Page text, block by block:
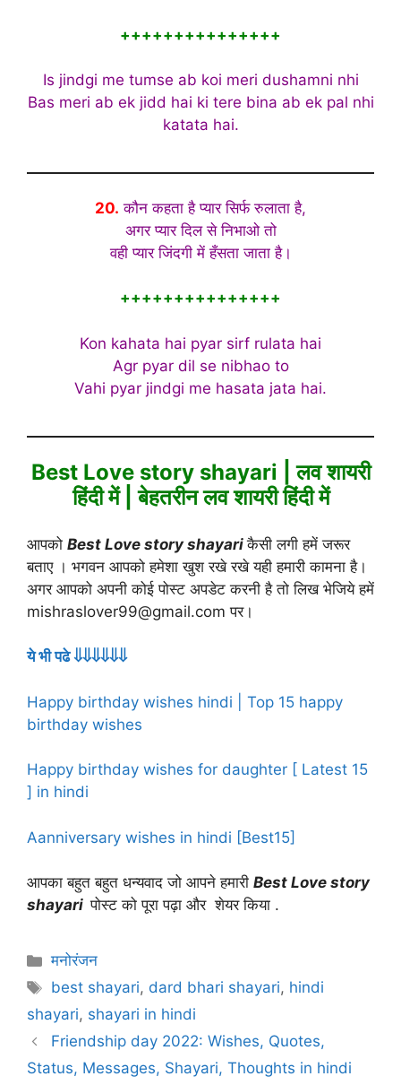
+++++++++++++++
Is jindgi me tumse ab koi meri dushamni nhi
Bas meri ab ek jidd hai ki tere bina ab ek pal nhi
katata hai.
20. कौन कहता है प्यार सिर्फ रुलाता है,
अगर प्यार दिल से निभाओ तो
वही प्यार जिंदगी में हँसता जाता है।
+++++++++++++++
Kon kahata hai pyar sirf rulata hai
Agr pyar dil se nibhao to
Vahi pyar jindgi me hasata jata hai.
Best Love story shayari | लव शायरी
हिंदी में | बेहतरीन लव शायरी हिंदी में
आपको Best Love story shayariकैसी लगी हमें जरूर
बताए । भगवन आपको हमेशा खुश रखे रखे यही हमारी कामना है।
अगर आपको अपनी कोई पोस्ट अपडेट करनी है तो लिख भेजिये हमें
mishraslover99@gmail.com पर।
ये भी पढे ⇓⇓⇓⇓⇓⇓
Happy birthday wishes hindi | Top 15 happy
birthday wishes
Happy birthday wishes for daughter [ Latest 15
] in hindi
Aanniversary wishes in hindi [Best15]
आपका बहुत बहुत धन्यवाद जो आपने हमारी Best Love story
shayari पोस्ट को पूरा पढ़ा और शेयर किया .
Categories
मनोरंजन
Tags
best shayari, dard bhari shayari, hindi
shayari, shayari in hindi
Friendship day 2022: Wishes, Quotes,
Status, Messages, Shayari, Thoughts in hindi